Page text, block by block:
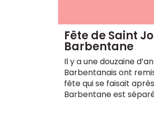
Fête de Saint
Barbentane
Il y a une douzaine
Barbentanais ont
fête qui se faisait
Barbentane est